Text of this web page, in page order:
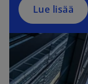
Lue lisää